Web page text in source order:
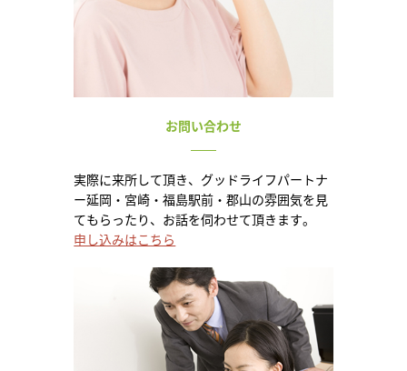
お問い合わせ
実際に来所して頂き、グッドライフパートナ
ー延岡・宮崎・福島駅前・郡山の雰囲気を見
てもらったり、お話を伺わせて頂きます。
申し込みはこちら